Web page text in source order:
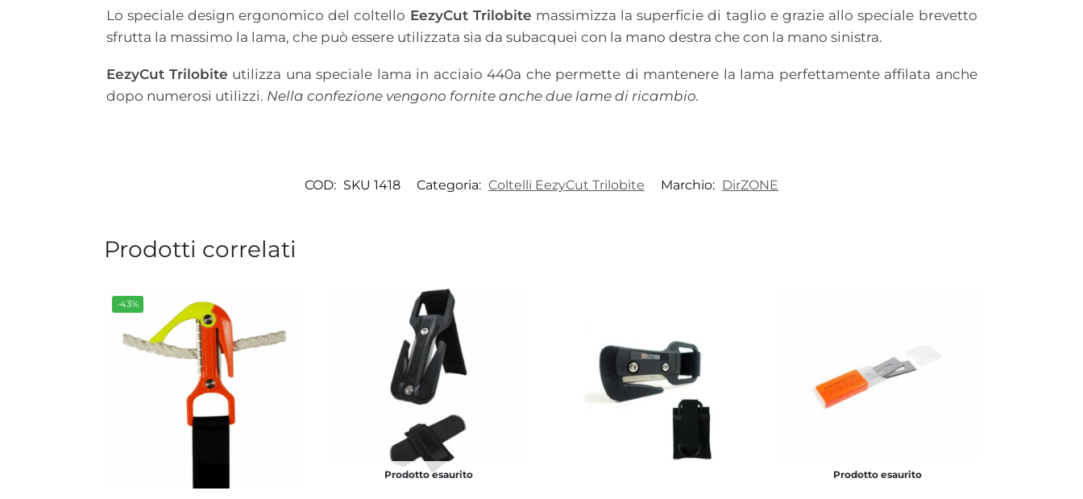
Lo speciale design ergonomico del coltello EezyCut Trilobite massimizza la superficie di taglio e grazie allo speciale brevetto
sfrutta la massimo la lama, che può essere utilizzata sia da subacquei con la mano destra che con la mano sinistra.
EezyCut Trilobite utilizza una speciale lama in acciaio 440a che permette di mantenere la lama perfettamente affilata anche
dopo numerosi utilizzi. Nella confezione vengono fornite anche due lame di ricambio.
COD: SKU 1418 Categoria: Coltelli EezyCut Trilobite Marchio: DirZONE
Prodotti correlati
-43%
Prodotto esaurito Prodotto esaurito